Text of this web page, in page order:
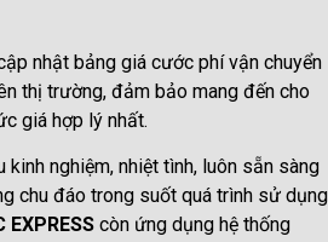
nhật bảng giá cước phí vận chuyển
thị trường, đảm bảo mang đến cho
giá hợp lý nhất.
nghiệm, nhiệt tình, luôn sẵn sàng
chu đáo trong suốt quá trình sử dụng
EXPRESS còn ứng dụng hệ thống